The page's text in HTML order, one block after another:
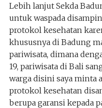
Lebih lanjut Sekda
untuk waspada
protokol kesehatan
khususnya di Badung
pariwisata, dimana
19, pariwisata di Bali
warga disini saya minta
protokol kesehatan
berupa garansi kepada